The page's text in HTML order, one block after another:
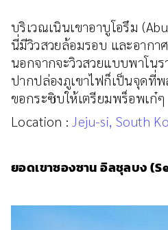
บริเวณเนินเขาอาบูโอรึม
นี่มีวิวสวยล้อมรอบ และอากา
นอกจากจะวิวสวยแบบพาโน
ปากปล่องภูเขาไฟก็เป็นจุดที่
ขอกระซิบให้เตรียมพร็อพเก๋
Location : Jeju-si, South
ยอดเขาซองซาน อิลชุลบง